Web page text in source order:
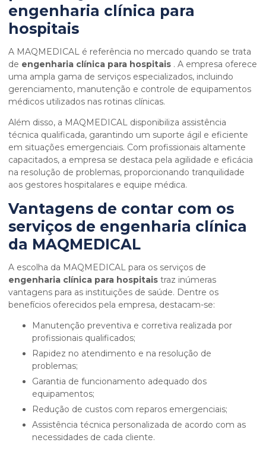
engenharia clínica para
hospitais
A MAQMEDICAL é referência no mercado quando se trata
de engenharia clínica para hospitais . A empresa oferece
uma ampla gama de serviços especializados, incluindo
gerenciamento, manutenção e controle de equipamentos
médicos utilizados nas rotinas clínicas.
Além disso, a MAQMEDICAL disponibiliza assistência
técnica qualificada, garantindo um suporte ágil e eficiente
em situações emergenciais. Com profissionais altamente
capacitados, a empresa se destaca pela agilidade e eficácia
na resolução de problemas, proporcionando tranquilidade
aos gestores hospitalares e equipe médica.
Vantagens de contar com os
serviços de engenharia clínica
da MAQMEDICAL
A escolha da MAQMEDICAL para os serviços de
engenharia clínica para hospitais traz inúmeras
vantagens para as instituições de saúde. Dentre os
benefícios oferecidos pela empresa, destacam-se:
Manutenção preventiva e corretiva realizada por
profissionais qualificados;
Rapidez no atendimento e na resolução de
problemas;
Garantia de funcionamento adequado dos
equipamentos;
Redução de custos com reparos emergenciais;
Assistência técnica personalizada de acordo com as
necessidades de cada cliente.